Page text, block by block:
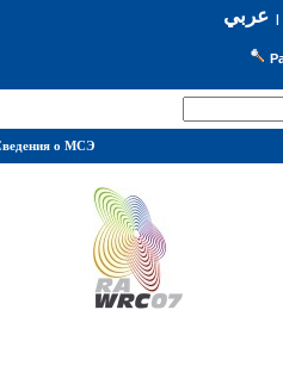
عربي|
о МСЭ